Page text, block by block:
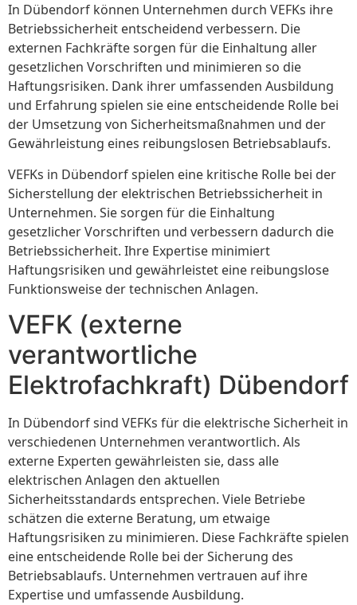
In Dübendorf können Unternehmen durch VEFKs ihre
Betriebssicherheit entscheidend verbessern. Die
externen Fachkräfte sorgen für die Einhaltung aller
gesetzlichen Vorschriften und minimieren so die
Haftungsrisiken. Dank ihrer umfassenden Ausbildung
und Erfahrung spielen sie eine entscheidende Rolle bei
der Umsetzung von Sicherheitsmaßnahmen und der
Gewährleistung eines reibungslosen Betriebsablaufs.
VEFKs in Dübendorf spielen eine kritische Rolle bei der
Sicherstellung der elektrischen Betriebssicherheit in
Unternehmen. Sie sorgen für die Einhaltung
gesetzlicher Vorschriften und verbessern dadurch die
Betriebssicherheit. Ihre Expertise minimiert
Haftungsrisiken und gewährleistet eine reibungslose
Funktionsweise der technischen Anlagen.
VEFK (externe
verantwortliche
Elektrofachkraft) Dübendorf
In Dübendorf sind VEFKs für die elektrische Sicherheit in
verschiedenen Unternehmen verantwortlich. Als
externe Experten gewährleisten sie, dass alle
elektrischen Anlagen den aktuellen
Sicherheitsstandards entsprechen. Viele Betriebe
schätzen die externe Beratung, um etwaige
Haftungsrisiken zu minimieren. Diese Fachkräfte spielen
eine entscheidende Rolle bei der Sicherung des
Betriebsablaufs. Unternehmen vertrauen auf ihre
Expertise und umfassende Ausbildung.